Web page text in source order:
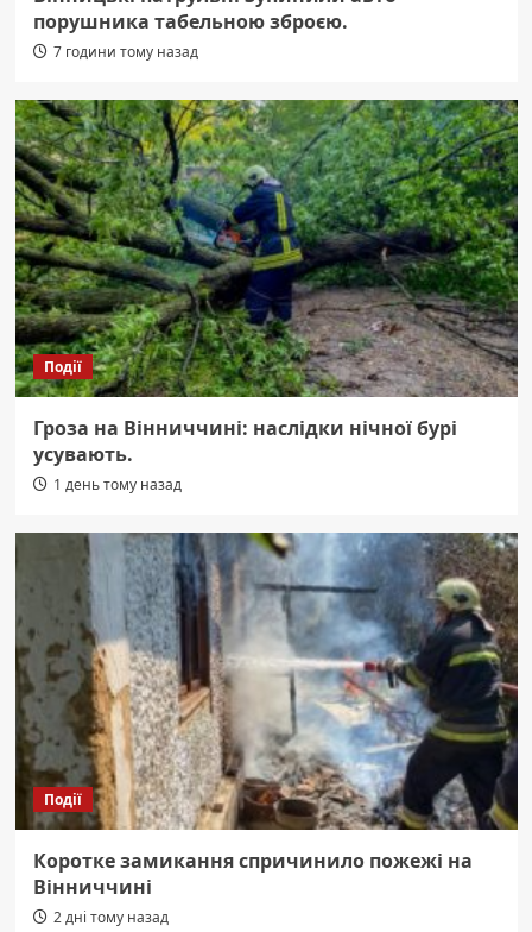
порушника табельною зброєю.
7 години тому назад
Події
Гроза на Вінниччині: наслідки нічної бурі
усувають.
1 день тому назад
Події
Коротке замикання спричинило пожежі на
Вінниччині
2 дні тому назад